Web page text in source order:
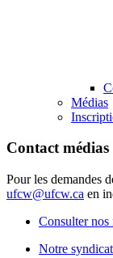
Médias
Contact médias
Pour les demandes
ufcw@ufcw.ca en
Consulter nos
Notre syndicat